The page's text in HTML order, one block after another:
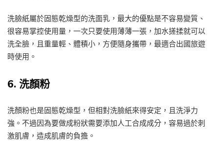
洗臉紙屬於固態乾燥型的洗面乳，最大的優點是不容易變質、
很容易掌控使用量，一次只要使用薄薄一張，加水搓揉就可以
洗全臉，且重量輕、體積小，方便隨身攜帶，最適合出國旅遊
時使用。
6. 洗顏粉
洗顏粉也是固態乾燥型，但相對洗臉紙來得安定，且洗淨力
強。不過因為要做成粉狀需要添加人工合成成分，容易過於刺
激肌膚，造成肌膚的負擔。